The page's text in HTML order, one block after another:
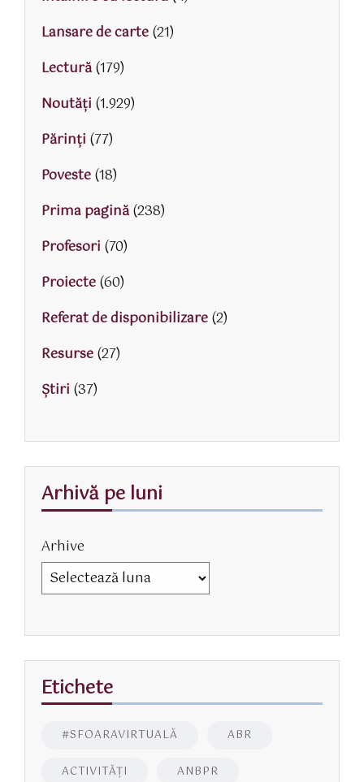
Lansare de carte(21)
Lectură(179)
Noutăți (1.929)
Părinţi (77)
Poveste(18)
Prima pagină(238)
Profesori (70)
Proiecte(60)
Referat de disponibilizare(2)
Resurse(27)
Știri (37)
Arhivă pe luni
Arhive
Etichete
#SFOARAVIRTUALĂ ABR
ACTIVITĂŢI ANBPR